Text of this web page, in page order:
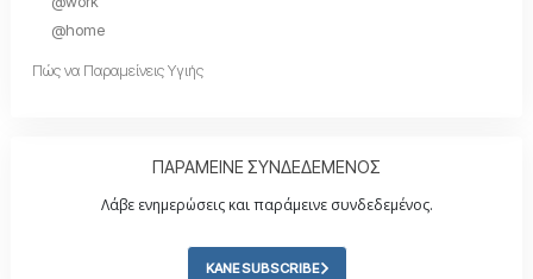
@home
Πώς να Παραμείνεις Υγιής
ΠΑΡΑΜΕΙΝΕ ΣΥΝΔΕΔΕΜΕΝΟΣ
Λάβε ενημερώσεις και παράμεινε συνδεδεμένος.
ΚΑΝΕ SUBSCRIBE